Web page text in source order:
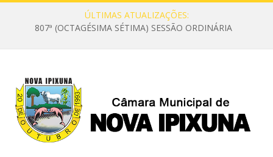
ÚLTIMAS ATUALIZAÇÕES:
807ª (OCTAGÉSIMA SÉTIMA) SESSÃO ORDINÁRIA